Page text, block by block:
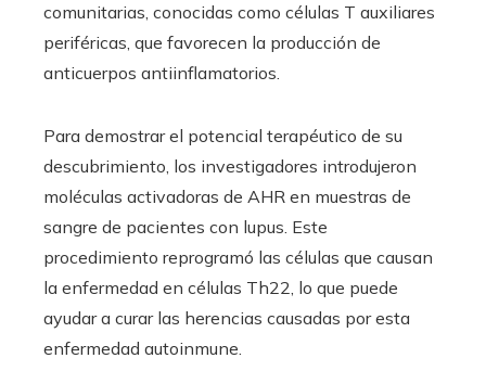
comunitarias, conocidas como células T auxiliares
periféricas, que favorecen la producción de
anticuerpos antiinflamatorios.
Para demostrar el potencial terapéutico de su
descubrimiento, los investigadores introdujeron
moléculas activadoras de AHR en muestras de
sangre de pacientes con lupus. Este
procedimiento reprogramó las células que causan
la enfermedad en células Th22, lo que puede
ayudar a curar las herencias causadas por esta
enfermedad autoinmune.